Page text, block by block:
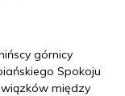
górnicy
Spokoju
między